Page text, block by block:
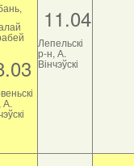
А.
11.04
Лепельскі
р-н, А.
Вінчэўскі